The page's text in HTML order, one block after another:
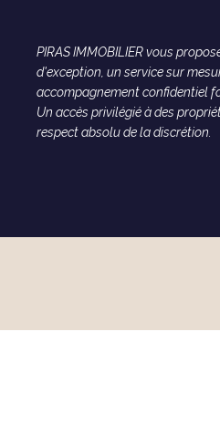
PIRAS IMMOBILIER vous
d'exception, un service sur
accompagnement confidentiel
Un accès privilégié à des
respect absolu de la discrétion.